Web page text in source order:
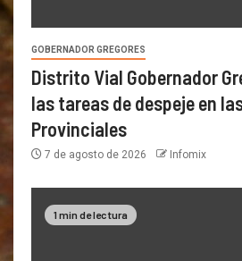
GOBERNADOR GREGORES
Distrito Vial Gobernador
las tareas de despeje en
Provinciales
7 de agosto de 2026 Infomix
1 min de lectura